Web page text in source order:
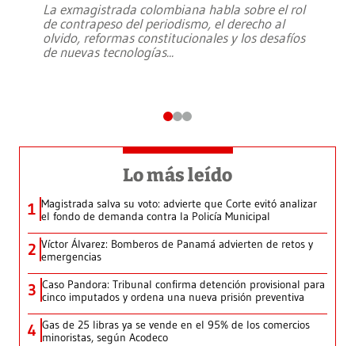
La exmagistrada colombiana habla sobre el rol
de contrapeso del periodismo, el derecho al
olvido, reformas constitucionales y los desafíos
de nuevas tecnologías...
Lo más leído
1 Magistrada salva su voto: advierte que Corte evitó analizar
el fondo de demanda contra la Policía Municipal
2 Víctor Álvarez: Bomberos de Panamá advierten de retos y
emergencias
3 Caso Pandora: Tribunal confirma detención provisional para
cinco imputados y ordena una nueva prisión preventiva
4 Gas de 25 libras ya se vende en el 95% de los comercios
minoristas, según Acodeco